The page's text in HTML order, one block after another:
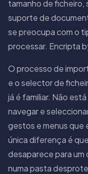
tamanho de ficheiro,
suporte de
se preocupa com o
processar. Encripta
O processo de
e o selector de
já é familiar. Não
navegar e
gestos e menus que
única diferença é
desaparece para
numa pasta